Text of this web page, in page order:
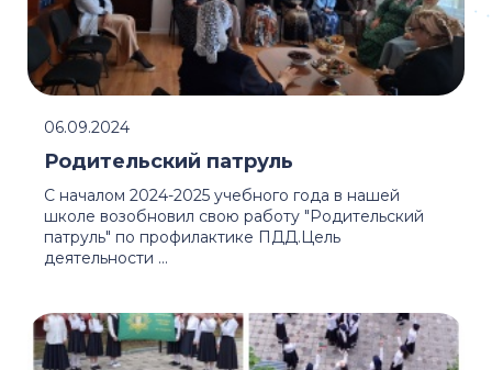
С началом 2024-2025 учебного года в нашей
школе возобновил свою работу "Родительский
патруль" по профилактике ПДД.Цель
деятельности ...
Родительский патруль
06.09.2024